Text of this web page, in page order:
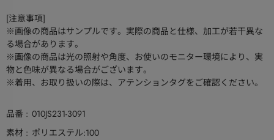
[注意事項]
※画像の商品はサンプルです。実際の商品と仕様、加工が若干異な
る場合があります。
※画像の商品は光の照射や角度、お使いのモニター環境により、実
物と色味が異なる場合がございます。
※着用、お取り扱いの際は、アテンションタグをご確認ください。
品番
010JS231-3091
素材
ポリエステル:100